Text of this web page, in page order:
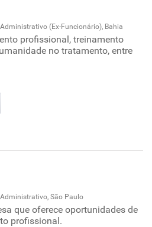
(Ex-Funcionário), Bahia
profissional, treinamento
no tratamento, entre
São Paulo
que oferece oportunidades de
profissional.